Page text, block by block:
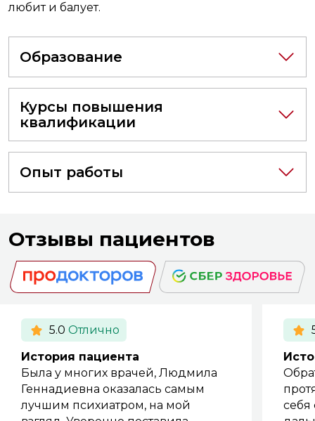
любит и балует.
Образование
Курсы повышения
квалификации
Опыт работы
Отзывы пациентов
5.0 Отлично
История пациента
Была у многих врачей, Людмила
Геннадиевна оказалась самым
лучшим психиатром, на мой